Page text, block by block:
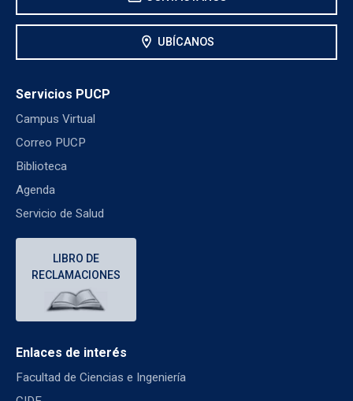
location_on UBÍCANOS
Servicios PUCP
Campus Virtual
Correo PUCP
Biblioteca
Agenda
Servicio de Salud
LIBRO DE
RECLAMACIONES
Enlaces de interés
Facultad de Ciencias e Ingeniería